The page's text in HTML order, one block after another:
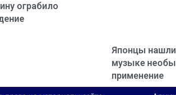
ограбило
Японцы
музыке
применение